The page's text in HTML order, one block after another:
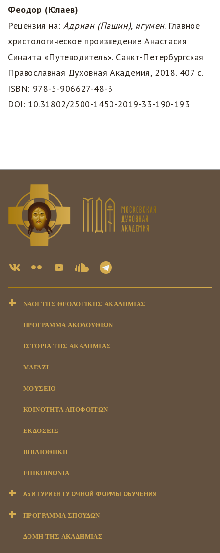
Феодор (Юлаев)
Рецензия на: Адриан (Пашин), игумен. Главное
христологическое произведение Анастасия
Синаита «Путеводитель». Санкт-Петербургская
Православная Духовная Академия, 2018. 407 с.
ISBN: 978-5-906627-48-3
DOI: 10.31802/2500-1450-2019-33-190-193
ΝΑΟΊ ΤΗΣ ΘΕΟΛΟΓΙΚΉΣ ΑΚΑΔΗΜΊΑΣ
ΠΡΟΓΡΑΜΜΑ ΑΚΟΛΟΥΘΙΩΝ
ΙΣΤΟΡΊΑ ΤΗΣ ΑΚΑΔΗΜΊΑΣ
ΜΑΓΑΖΊ
ΜΟΥΣΕΊΟ
ΚΟΙΝΌΤΗΤΑ ΑΠΟΦΟΊΤΩΝ
ΕΚΔΌΣΕΙΣ
ΒΙΒΛΙΟΘΉΚΗ
ΕΠΙΚΟΙΝΩΝΊΑ
АБИТУРИЕНТУ ОЧНОЙ ФОРМЫ ОБУЧЕНИЯ
ΠΡΌΓΡΑΜΜΑ ΣΠΟΥΔΏΝ
ΔΟΜΉ ΤΗΣ ΑΚΑΔΗΜΊΑΣ